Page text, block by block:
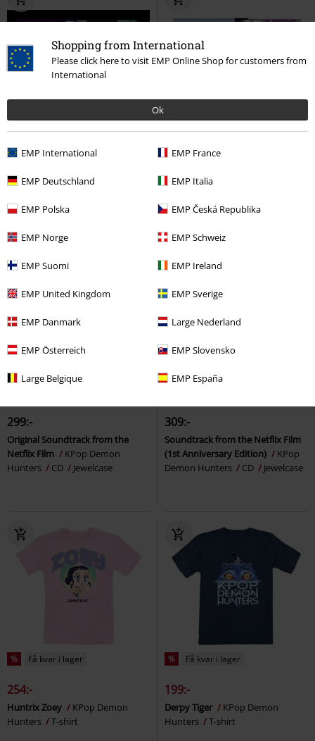
Shopping from International
Please click here to visit EMP Online Shop for customers from
International
Ok
EMP International EMP France
EMP Deutschland EMP Italia
EMP Polska EMP Česká Republika
EMP Norge EMP Schweiz
EMP Suomi EMP Ireland
EMP United Kingdom EMP Sverige
EMP Danmark Large Nederland
EMP Österreich EMP Slovensko
Large Belgique EMP España
Limiterad upplaga Ny
519:-
(1st Anniversary Edition)
Limited Edition, Standard
Limiterad upplaga
449:-
Netflix Film
Limited Edition, Standard
299:-
Original Soundtrack from the
Netflix Film
KPop Demon
Hunters
CD Jewelcase
309:-
Soundtrack from the Netflix Film
(1st Anniversary Edition)
KPop
Demon Hunters
CD Jewelcase
% Få kvar i lager
254:-
Huntrix Zoey
KPop Demon
Hunters
T-shirt
% Få kvar i lager
199:-
Derpy Tiger
KPop Demon
Hunters
T-shirt